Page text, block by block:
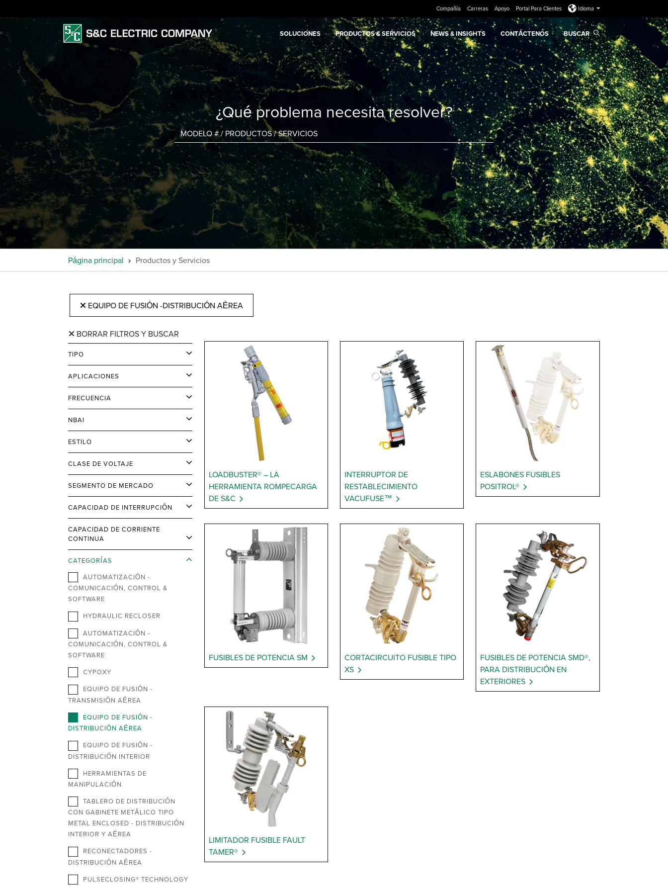
Compañía Carreras Apoyo Portal Para Clientes Idioma
SOLUCIONES PRODUCTOS & SERVICIOS NEWS & INSIGHTS CONTÁCTENOS BUSCAR
¿Qué problema necesita resolver?
Página principal Productos y Servicios
EQUIPO DE FUSIÓN -DISTRIBUCIÓN AÉREA
BORRAR FILTROS Y BUSCAR
TIPO
APLICACIONES
FRECUENCIA
NBAI
ESTILO
CLASE DE VOLTAJE
SEGMENTO DE MERCADO
CAPACIDAD DE INTERRUPCIÓN
CAPACIDAD DE CORRIENTE
CONTINUA
CATEGORÍAS
AUTOMATIZACIÓN -
COMUNICACIÓN, CONTROL &
SOFTWARE
HYDRAULIC RECLOSER
AUTOMATIZACIÓN -
COMUNICACIÓN, CONTROL &
SOFTWARE
CYPOXY
EQUIPO DE FUSIÓN -
TRANSMISIÓN AÉREA
EQUIPO DE FUSIÓN -
DISTRIBUCIÓN AÉREA
EQUIPO DE FUSIÓN -
DISTRIBUCIÓN INTERIOR
HERRAMIENTAS DE
MANIPULACIÓN
TABLERO DE DISTRIBUCIÓN
CON GABINETE METÁLICO TIPO
METAL ENCLOSED - DISTRIBUCIÓN
INTERIOR Y AÉREA
RECONECTADORES -
DISTRIBUCIÓN AÉREA
PULSECLOSING® TECHNOLOGY
LOADBUSTER® – LA
HERRAMIENTA ROMPECARGA
DE S&C
INTERRUPTOR DE
RESTABLECIMIENTO
VACUFUSE™
ESLABONES FUSIBLES
POSITROL®
FUSIBLES DE POTENCIA SM
CORTACIRCUITO FUSIBLE TIPO
XS
FUSIBLES DE POTENCIA SMD®,
PARA DISTRIBUCIÓN EN
EXTERIORES
LIMITADOR FUSIBLE FAULT
TAMER®